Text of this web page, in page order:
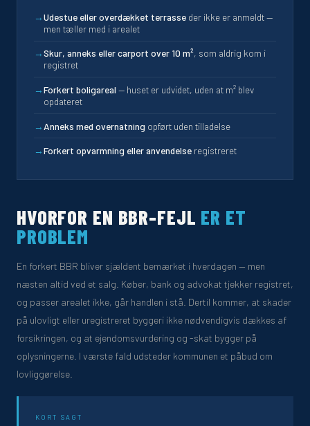
→Udestue eller overdækket terrasse der ikke er anmeldt —
men tæller med i arealet
→Skur, anneks eller carport over 10 m², som aldrig kom i
registret
→Forkert boligareal — huset er udvidet, uden at m² blev
opdateret
→ Anneks med overnatning opført uden tilladelse
→Forkert opvarmning eller anvendelse registreret
HVORFOR EN BBR-FEJL ER ET
PROBLEM
En forkert BBR bliver sjældent bemærket i hverdagen — men
næsten altid ved et salg. Køber, bank og advokat tjekker registret,
og passer arealet ikke, går handlen i stå. Dertil kommer, at skader
på ulovligt eller uregistreret byggeri ikke nødvendigvis dækkes af
forsikringen, og at ejendomsvurdering og -skat bygger på
oplysningerne. I værste fald udsteder kommunen et påbud om
lovliggørelse.
KORT SAGT